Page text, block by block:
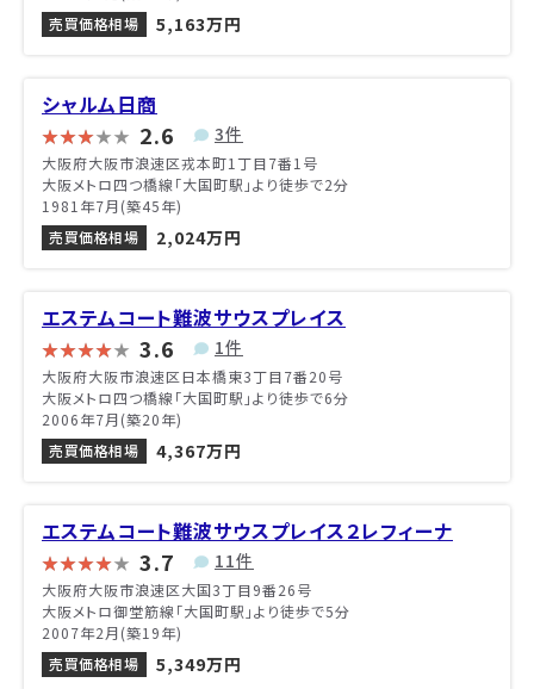
売買価格相場
5,163万円
シャルム日商
2.6 3件
大阪府大阪市浪速区戎本町1丁目7番1号
大阪メトロ四つ橋線「大国町駅」より徒歩で2分
1981年7月(築45年)
売買価格相場
2,024万円
エステムコート難波サウスプレイス
3.6 1件
大阪府大阪市浪速区日本橋東3丁目7番20号
大阪メトロ四つ橋線「大国町駅」より徒歩で6分
2006年7月(築20年)
売買価格相場
4,367万円
エステムコート難波サウスプレイス２レフィーナ
3.7 11件
大阪府大阪市浪速区大国3丁目9番26号
大阪メトロ御堂筋線「大国町駅」より徒歩で5分
2007年2月(築19年)
売買価格相場
5,349万円